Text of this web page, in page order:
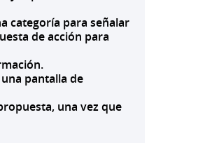
categoría para señalar
de acción para
pantalla de
una vez que